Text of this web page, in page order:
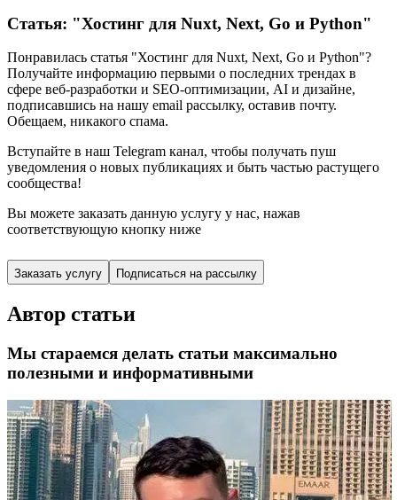
Статья: "Хостинг для Nuxt, Next, Go и Python"
Понравилась статья "Хостинг для Nuxt, Next, Go и Python"?
Получайте информацию первыми о последних трендах в
сфере веб-разработки и SEO-оптимизации, AI и дизайне,
подписавшись на нашу email рассылку, оставив почту.
Обещаем, никакого спама.
Вступайте в наш Telegram канал, чтобы получать пуш
уведомления о новых публикациях и быть частью растущего
сообщества!
Вы можете заказать данную услугу у нас, нажав
соответствующую кнопку ниже
Заказать услугу Подписаться на рассылку
Автор статьи
Мы стараемся делать статьи максимально
полезными и информативными